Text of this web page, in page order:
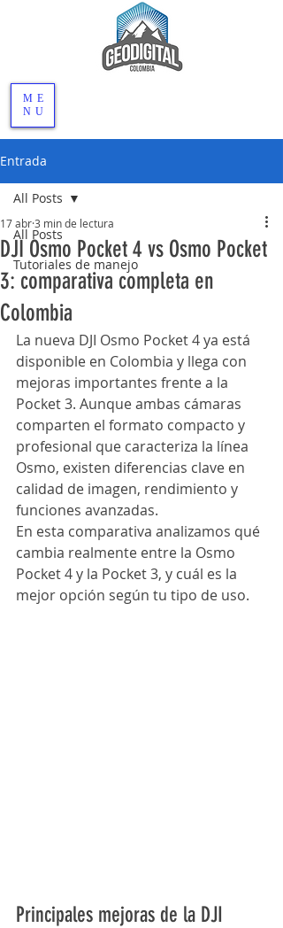
ME
NU
Entrada
All Posts
Tutoriales de manejo
All Posts
DJI Osmo Pocket 4 vs Osmo Pocket
3: comparativa completa en
Colombia
17 abr3 min de lectura
La nueva DJI Osmo Pocket 4 ya está
disponible en Colombia y llega con
mejoras importantes frente a la
Pocket 3. Aunque ambas cámaras
comparten el formato compacto y
profesional que caracteriza la línea
Osmo, existen diferencias clave en
calidad de imagen, rendimiento y
funciones avanzadas.
En esta comparativa analizamos qué
cambia realmente entre la Osmo
Pocket 4 y la Pocket 3, y cuál es la
mejor opción según tu tipo de uso.
Principales mejoras de la DJI